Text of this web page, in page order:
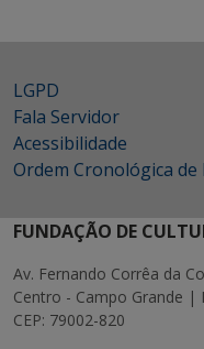
LGPD
Fala Servidor
Acessibilidade
Ordem Cronológica de
FUNDAÇÃO DE
Av. Fernando Corrêa da
Centro - Campo Grande |
CEP: 79002-820